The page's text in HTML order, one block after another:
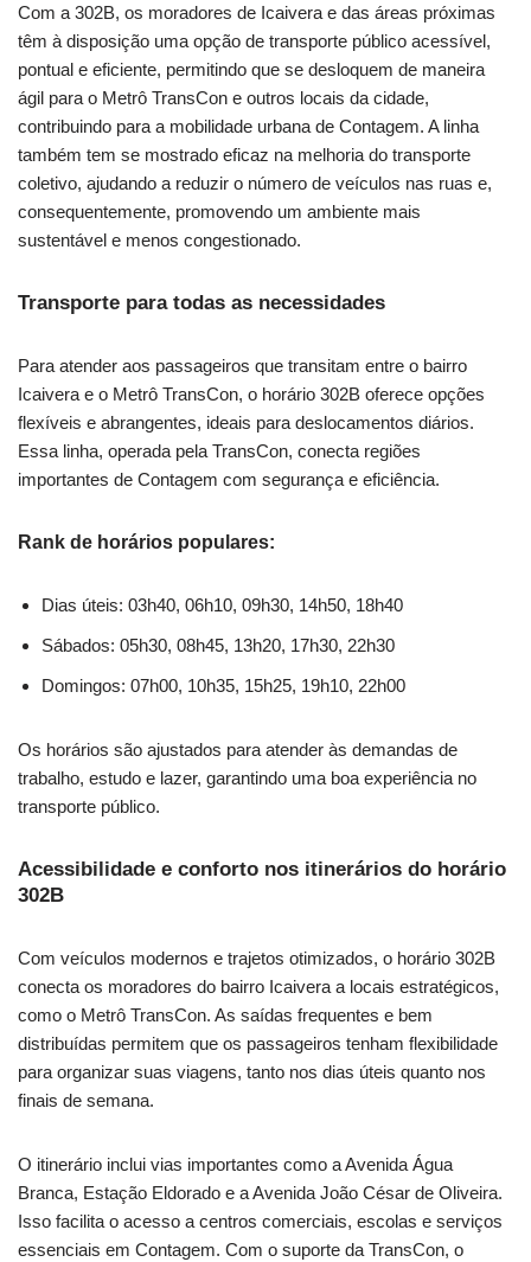
Com a 302B, os moradores de Icaivera e das áreas próximas
têm à disposição uma opção de transporte público acessível,
pontual e eficiente, permitindo que se desloquem de maneira
ágil para o Metrô TransCon e outros locais da cidade,
contribuindo para a mobilidade urbana de Contagem. A linha
também tem se mostrado eficaz na melhoria do transporte
coletivo, ajudando a reduzir o número de veículos nas ruas e,
consequentemente, promovendo um ambiente mais
sustentável e menos congestionado.
Transporte para todas as necessidades
Para atender aos passageiros que transitam entre o bairro
Icaivera e o Metrô TransCon, o horário 302B oferece opções
flexíveis e abrangentes, ideais para deslocamentos diários.
Essa linha, operada pela TransCon, conecta regiões
importantes de Contagem com segurança e eficiência.
Rank de horários populares:
Dias úteis: 03h40, 06h10, 09h30, 14h50, 18h40
Sábados: 05h30, 08h45, 13h20, 17h30, 22h30
Domingos: 07h00, 10h35, 15h25, 19h10, 22h00
Os horários são ajustados para atender às demandas de
trabalho, estudo e lazer, garantindo uma boa experiência no
transporte público.
Acessibilidade e conforto nos itinerários do horário
302B
Com veículos modernos e trajetos otimizados, o horário 302B
conecta os moradores do bairro Icaivera a locais estratégicos,
como o Metrô TransCon. As saídas frequentes e bem
distribuídas permitem que os passageiros tenham flexibilidade
para organizar suas viagens, tanto nos dias úteis quanto nos
finais de semana.
O itinerário inclui vias importantes como a Avenida Água
Branca, Estação Eldorado e a Avenida João César de Oliveira.
Isso facilita o acesso a centros comerciais, escolas e serviços
essenciais em Contagem. Com o suporte da TransCon, o